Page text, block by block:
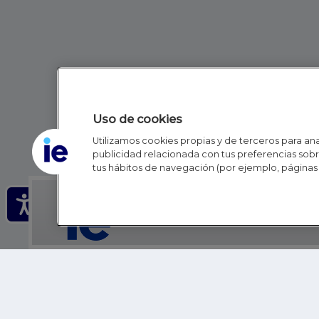
Uso de cookies
Utilizamos cookies propias y de terceros para
publicidad relacionada con tus preferencias
tus hábitos de navegación (por ejemplo, páginas